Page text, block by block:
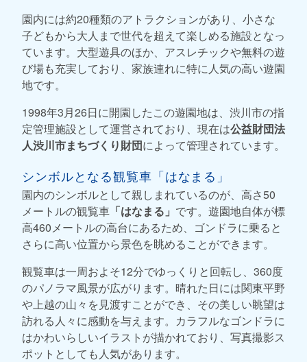
園内には約20種類のアトラクションがあり、小さな
子どもから大人まで世代を超えて楽しめる施設となっ
ています。大型遊具のほか、アスレチックや無料の遊
び場も充実しており、家族連れに特に人気の高い遊園
地です。
1998年3月26日に開園したこの遊園地は、渋川市の指
定管理施設として運営されており、現在は公益財団法
人渋川市まちづくり財団によって管理されています。
シンボルとなる観覧車「はなまる」
園内のシンボルとして親しまれているのが、高さ50
メートルの観覧車 「はなまる」 です。遊園地自体が標
高460メートルの高台にあるため、ゴンドラに乗ると
さらに高い位置から景色を眺めることができます。
観覧車は一周およそ12分でゆっくりと回転し、360度
のパノラマ風景が広がります。晴れた日には関東平野
や上越の山々を見渡すことができ、その美しい眺望は
訪れる人々に感動を与えます。カラフルなゴンドラに
はかわいらしいイラストが描かれており、写真撮影ス
ポットとしても人気があります。